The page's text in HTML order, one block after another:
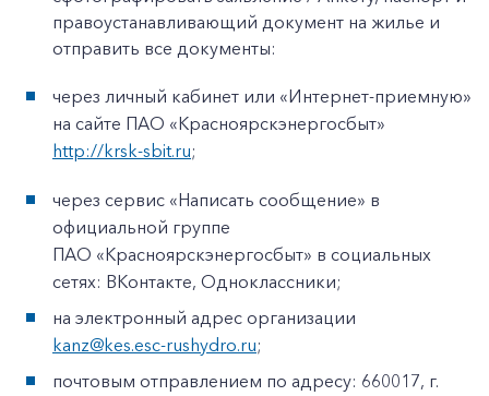
правоустанавливающий документ на жилье и
отправить все документы:
через личный кабинет или «Интернет-приемную»
на сайте ПАО «Красноярскэнергосбыт»
http://krsk-sbit.ru;
через сервис «Написать сообщение» в
официальной группе
ПАО «Красноярскэнергосбыт» в социальных
сетях: ВКонтакте, Одноклассники;
на электронный адрес организации
kanz@kes.esc-rushydro.ru;
почтовым отправлением по адресу: 660017, г.